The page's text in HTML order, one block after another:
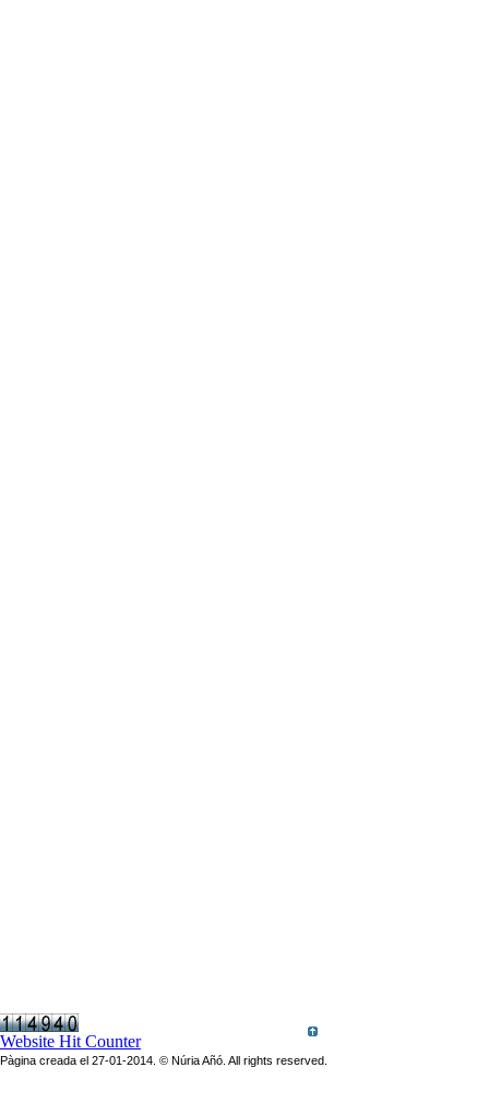
Pàgina creada el 27-01-2014. © Núria Añó. All rights reserved.
Website Hit Counter